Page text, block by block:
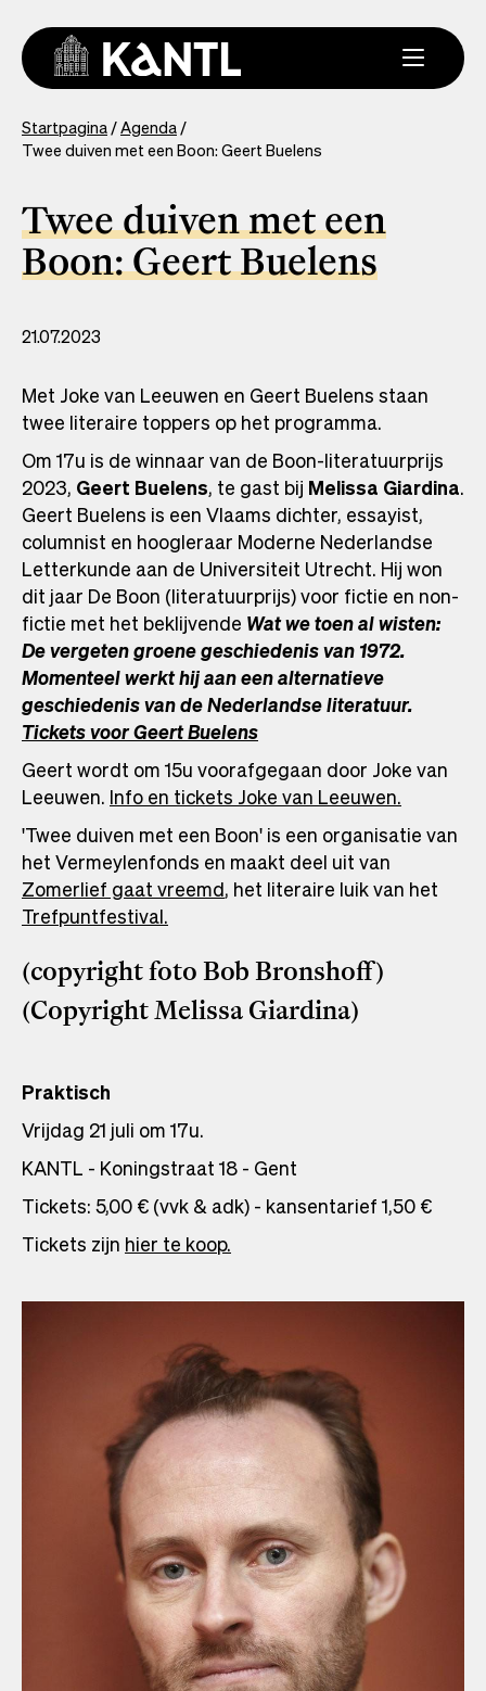
naar
inhoud
gaan
You
are
Startpagina Agenda
Twee duiven met een Boon: Geert Buelens
Twee duiven met een
Boon: Geert Buelens
21.07.2023
Met Joke van Leeuwen en Geert Buelens staan
twee literaire toppers op het programma.
Om 17u is de winnaar van de Boon-literatuurprijs
2023, Geert Buelens, te gast bij Melissa Giardina.
Geert Buelens is een Vlaams dichter, essayist,
columnist en hoogleraar Moderne Nederlandse
Letterkunde aan de Universiteit Utrecht. Hij won
dit jaar De Boon (literatuurprijs) voor fictie en non-
fictie met het beklijvende Wat we toen al wisten:
De vergeten groene geschiedenis van 1972.
Momenteel werkt hij aan een alternatieve
geschiedenis van de Nederlandse literatuur.
Tickets voor Geert Buelens
Geert wordt om 15u voorafgegaan door Joke van
Leeuwen. Info en tickets Joke van Leeuwen.
'Twee duiven met een Boon' is een organisatie van
het Vermeylenfonds en maakt deel uit van
Zomerlief gaat vreemd, het literaire luik van het
Trefpuntfestival.
(copyright foto Bob Bronshoff)
(Copyright Melissa Giardina)
Praktisch
Vrijdag 21 juli om 17u.
KANTL - Koningstraat 18 - Gent
Tickets: 5,00 € (vvk & adk) - kansentarief 1,50 €
Tickets zijn hier te koop.